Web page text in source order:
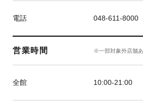
電話 048-611-8000
営業時間 ※一部対象外店舗
全館 10:00‐21:00